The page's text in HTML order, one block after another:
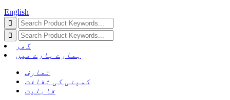
English
گھر
ہمارے بارے میں
تعارف
کمپنی کی ثقافت
قابلیت